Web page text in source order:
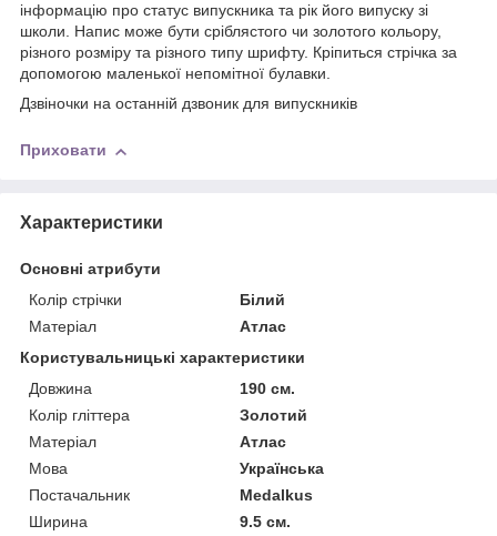
інформацію про статус випускника та рік його випуску зі
школи. Напис може бути сріблястого чи золотого кольору,
різного розміру та різного типу шрифту. Кріпиться стрічка за
допомогою маленької непомітної булавки.
Дзвіночки на останній дзвоник для випускників
Приховати
Характеристики
Основні атрибути
Колір стрічки
Білий
Матеріал
Атлас
Користувальницькі характеристики
Довжина
190 см.
Колір гліттера
Золотий
Матерiал
Атлас
Мова
Українська
Постачальник
Medalkus
Ширина
9.5 см.